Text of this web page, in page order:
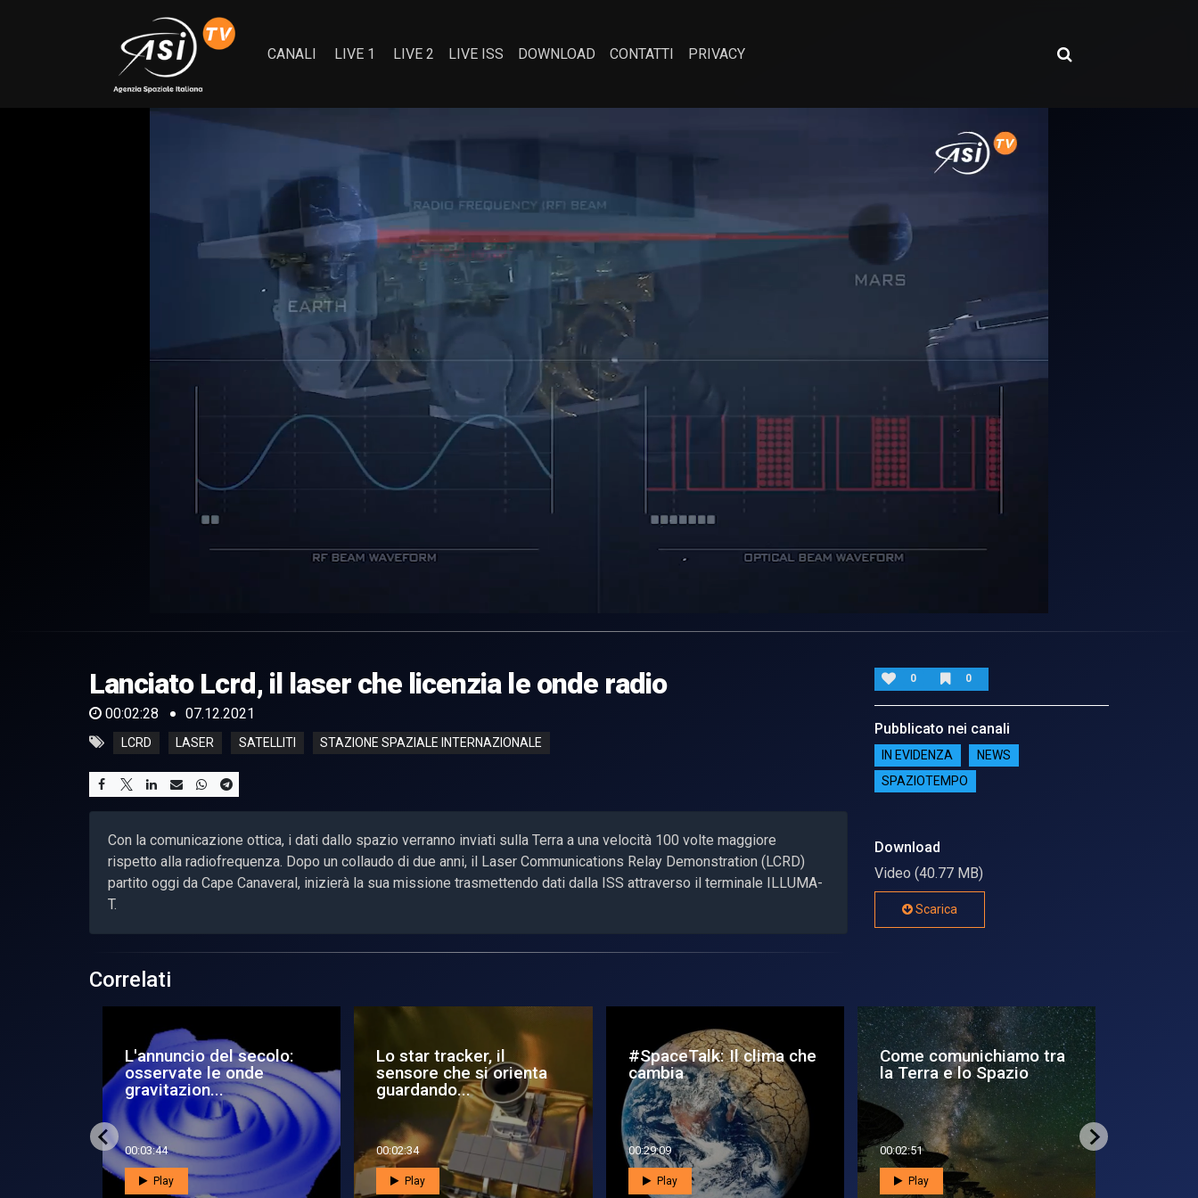
CANALI LIVE 1 LIVE 2 LIVE ISS DOWNLOAD CONTATTI PRIVACY
of
28
secondsVolume
0%
Lanciato Lcrd, il laser che licenzia le onde radio
00:02:28 07.12.2021
LCRD LASER SATELLITI STAZIONE SPAZIALE INTERNAZIONALE
Con la comunicazione ottica, i dati dallo spazio verranno inviati sulla Terra a una velocità 100 volte maggiore
rispetto alla radiofrequenza. Dopo un collaudo di due anni, il Laser Communications Relay Demonstration (LCRD)
partito oggi da Cape Canaveral, inizierà la sua missione trasmettendo dati dalla ISS attraverso il terminale ILLUMA-
T.
0 0
Pubblicato nei canali
IN EVIDENZA
NEWS
SPAZIOTEMPO
Download
Video (40.77 MB)
Scarica
Correlati
L'annuncio del secolo:
osservate le onde
gravitazion...
00:03:44
Play
Lo star tracker, il
sensore che si orienta
guardando...
00:02:34
Play
#SpaceTalk: Il clima che
cambia
00:29:09
Play
Come comunichiamo tra
la Terra e lo Spazio
00:02:51
Play